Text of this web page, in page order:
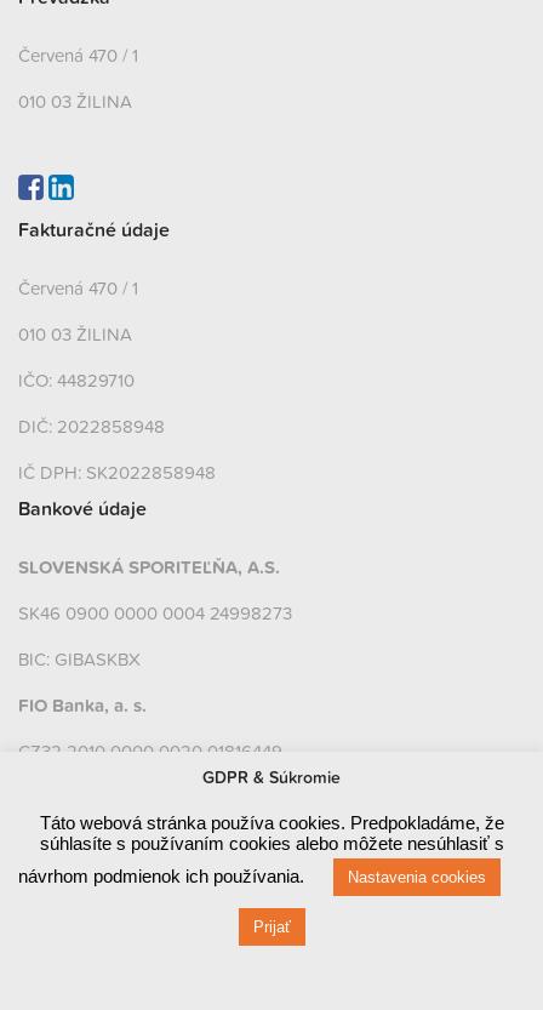
Červená 470 / 1
010 03 ŽILINA
Fakturačné údaje
Červená 470 / 1
010 03 ŽILINA
IČO: 44829710
DIČ: 2022858948
IČ DPH: SK2022858948
Bankové údaje
SLOVENSKÁ SPORITEĽŇA, A.S.
SK46 0900 0000 0004 24998273
BIC: GIBASKBX
FIO Banka, a. s.
CZ32 2010 0000 0020 01816449
Platobné brány a platobné karty
GDPR & Súkromie
Táto webová stránka používa cookies. Predpokladáme, že
súhlasíte s používaním cookies alebo môžete nesúhlasiť s
návrhom podmienok ich používania.
Nastavenia cookies
Prijať